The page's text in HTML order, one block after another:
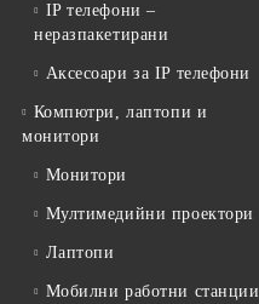
IP телефони –
неразпакетирани
Аксесоари за IP телефони
Компютри, лаптопи и
монитори
Монитори
Мултимедийни проектори
Лаптопи
Мобилни работни станции